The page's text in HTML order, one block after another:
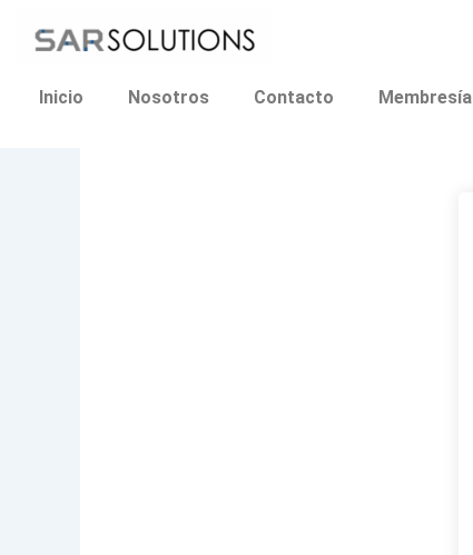
Inicio Nosotros Contacto Membresía